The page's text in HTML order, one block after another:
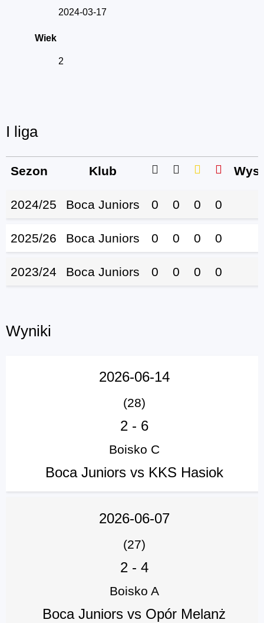
2024-03-17
Wiek
2
I liga
Sezon Klub
2024/25 Boca Juniors 0 0 0 0
2025/26 Boca Juniors 0 0 0 0
2023/24 Boca Juniors 0 0 0 0
Wyniki
2026-06-14
(28)
2- 6
Boisko C
Boca Juniors vs KKS Hasiok
2026-06-07
(27)
2- 4
Boisko A
Boca Juniors vs Opór Melanż